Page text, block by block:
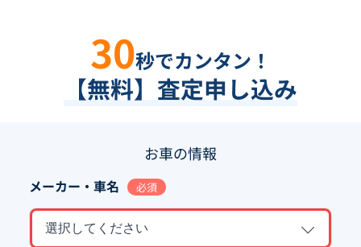
30秒でカンタン！
【無料】査定申し込み
お車の情報
メーカー・車名 必須
選択してください